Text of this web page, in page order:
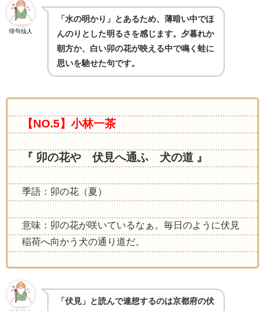
俳句仙人
「水の明かり」とあるため、薄暗い中でほ
んのりとした明るさを感じます。夕暮れか
朝方か、白い卯の花が映える中で鳴く蛙に
思いを馳せた句です。
【NO.5】小林一茶
『 卯の花や 伏見へ通ふ 犬の道 』
季語：卯の花（夏）
意味：卯の花が咲いているなぁ。毎日のように伏見
稲荷へ向かう犬の通り道だ。
「伏見」と読んで連想するのは京都府の伏